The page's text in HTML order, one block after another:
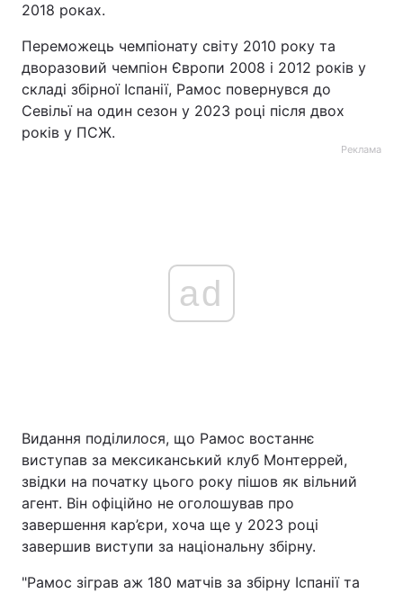
2018 роках.
Переможець чемпіонату світу 2010 року та
дворазовий чемпіон Європи 2008 і 2012 років у
складі збірної Іспанії, Рамос повернувся до
Севільї на один сезон у 2023 році після двох
років у ПСЖ.
Реклама
ad
Видання поділилося, що Рамос востаннє
виступав за мексиканський клуб Монтеррей,
звідки на початку цього року пішов як вільний
агент. Він офіційно не оголошував про
завершення кар’єри, хоча ще у 2023 році
завершив виступи за національну збірну.
"Рамос зіграв аж 180 матчів за збірну Іспанії та